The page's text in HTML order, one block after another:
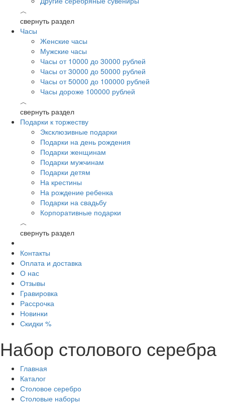
︿
свернуть раздел
Часы
Женские часы
Мужские часы
Часы от 10000 до 30000 рублей
Часы от 30000 до 50000 рублей
Часы от 50000 до 100000 рублей
Часы дороже 100000 рублей
︿
свернуть раздел
Подарки к торжеству
Эксклюзивные подарки
Подарки на день рождения
Подарки женщинам
Подарки мужчинам
Подарки детям
На крестины
На рождение ребенка
Подарки на свадьбу
Корпоративные подарки
︿
свернуть раздел
Контакты
Оплата и доставка
О нас
Отзывы
Гравировка
Рассрочка
Новинки
Скидки %
Набор столового серебра
Главная
Каталог
Столовое серебро
Столовые наборы